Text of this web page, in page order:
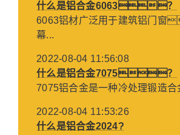
什么是铝合金6063？
6063铝材广泛用于建筑铝门窗
幕...
2022-08-04 11:56:08
什么是铝合金7075？
7075铝合金是一种冷处理锻造合
2022-08-04 11:53:26
什么是铝合金2024?